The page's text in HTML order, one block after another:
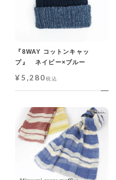
『8WAY コットンキャッ
プ』 ネイビー×ブルー
¥ 5,280税込